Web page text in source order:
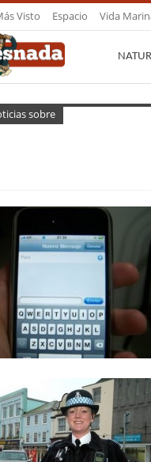
Visto Espacio Vida
sobre